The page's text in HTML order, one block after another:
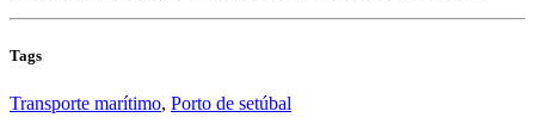
Tags
Transporte marítimo, Porto de setúbal